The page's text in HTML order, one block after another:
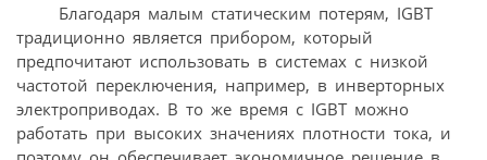
Благодаря малым статическим потерям, IGBT
традиционно является прибором, который
предпочитают использовать в системах с низкой
частотой переключения, например, в инверторных
электроприводах. В то же время с IGBT можно
работать при высоких значениях плотности тока, и